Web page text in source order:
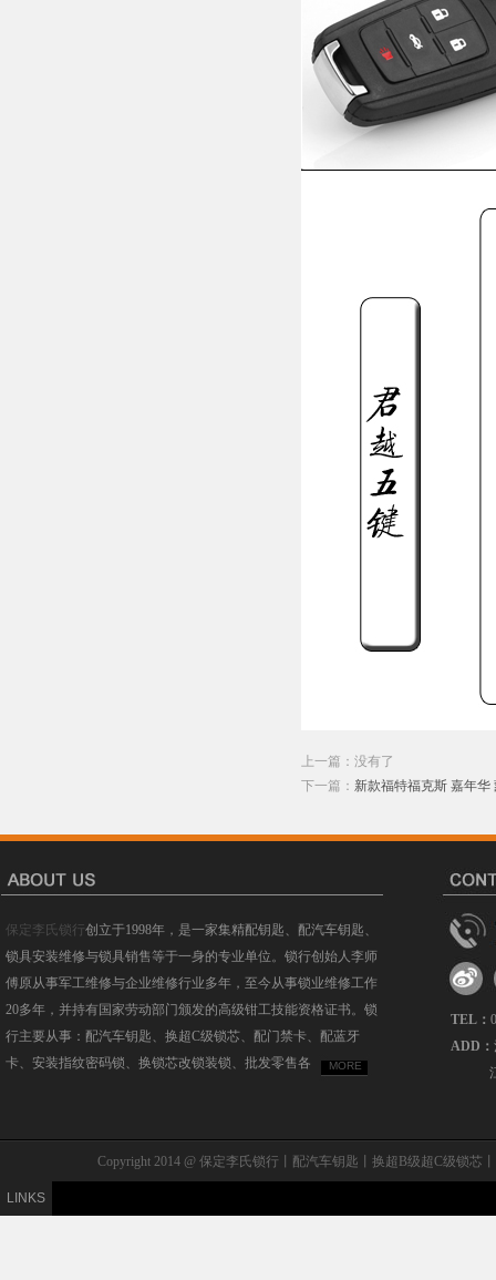
上一篇：没有了
下一篇： 新款福特福克斯 嘉年
保定李氏锁行创立于1998年，是一家集精配钥匙、配汽车钥匙、
锁具安装维修与锁具销售等于一身的专业单位。锁行创始人李师
傅原从事军工维修与企业维修行业多年，至今从事锁业维修工作
20多年，并持有国家劳动部门颁发的高级钳工技能资格证书。锁
行主要从事：配汽车钥匙、换超C级锁芯、配门禁卡、配蓝牙
卡、安装指纹密码锁、换锁芯改锁装锁、批发零售各
MORE
TEL：
ADD：
Copyright 2014 @ 保定李氏锁行丨配汽车钥匙丨换超B级超C级锁
LINKS